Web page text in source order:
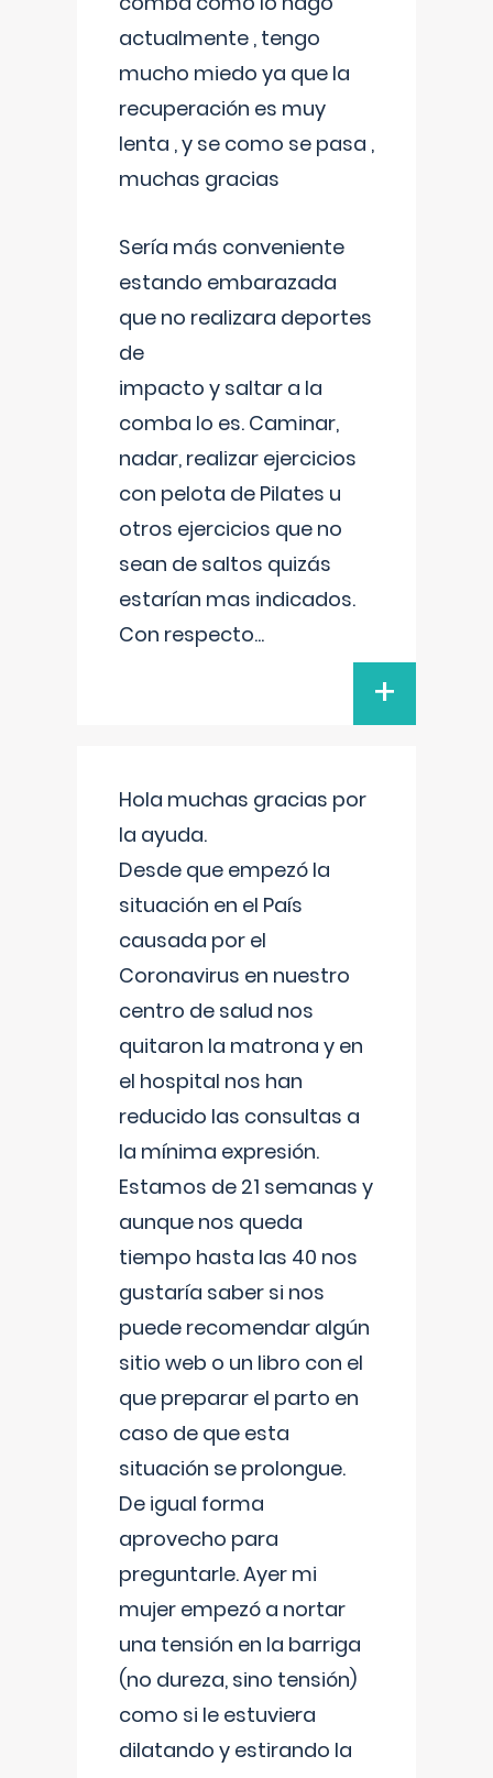
actualmente , tengo
mucho miedo ya que la
recuperación es muy
lenta , y se como se pasa ,
muchas gracias
Sería más conveniente
estando embarazada
que no realizara deportes
de
impacto y saltar a la
comba lo es. Caminar,
nadar, realizar ejercicios
con pelota de Pilates u
otros ejercicios que no
sean de saltos quizás
estarían mas indicados.
Con respecto...
+
Hola muchas gracias por
la ayuda.
Desde que empezó la
situación en el País
causada por el
Coronavirus en nuestro
centro de salud nos
quitaron la matrona y en
el hospital nos han
reducido las consultas a
la mínima expresión.
Estamos de 21 semanas y
aunque nos queda
tiempo hasta las 40 nos
gustaría saber si nos
puede recomendar algún
sitio web o un libro con el
que preparar el parto en
caso de que esta
situación se prolongue.
De igual forma
aprovecho para
preguntarle. Ayer mi
mujer empezó a nortar
una tensión en la barriga
(no dureza, sino tensión)
como si le estuviera
dilatando y estirando la